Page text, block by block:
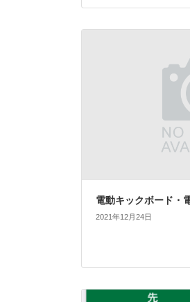
電動キックボード・
2021年12月24日